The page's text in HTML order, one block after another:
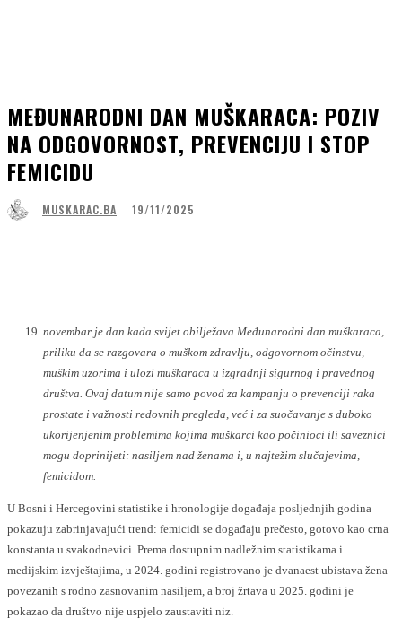
MEĐUNARODNI DAN MUŠKARACA: POZIV
NA ODGOVORNOST, PREVENCIJU I STOP
FEMICIDU
MUSKARAC.BA 19/11/2025
novembar je dan kada svijet obilježava Međunarodni dan muškaraca,
priliku da se razgovara o muškom zdravlju, odgovornom očinstvu,
muškim uzorima i ulozi muškaraca u izgradnji sigurnog i pravednog
društva. Ovaj datum nije samo povod za kampanju o prevenciji raka
prostate i važnosti redovnih pregleda, već i za suočavanje s duboko
ukorijenjenim problemima kojima muškarci kao počinioci ili saveznici
mogu doprinijeti: nasiljem nad ženama i, u najtežim slučajevima,
femicidom.
U Bosni i Hercegovini statistike i hronologije događaja posljednjih godina
pokazuju zabrinjavajući trend: femicidi se događaju prečesto, gotovo kao crna
konstanta u svakodnevici. Prema dostupnim nadležnim statistikama i
medijskim izvještajima, u 2024. godini registrovano je dvanaest ubistava žena
povezanih s rodno zasnovanim nasiljem, a broj žrtava u 2025. godini je
pokazao da društvo nije uspjelo zaustaviti niz.